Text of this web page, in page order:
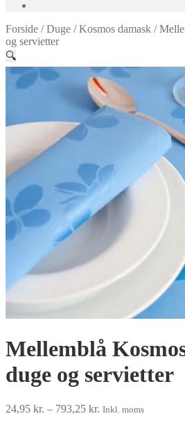
Forside /Duge /Kosmos damask /
og servietter
🔍
Mellemblå
duge og servietter
24,95 kr. – 793,25 kr. Prisinterval:
Inkl. moms